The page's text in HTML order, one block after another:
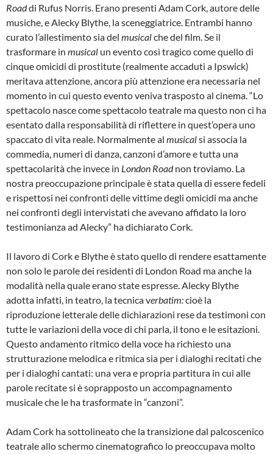
Roaddi Rufus Norris. Erano presenti Adam Cork, autore delle
musiche, e Alecky Blythe, la sceneggiatrice. Entrambi hanno
curato l’allestimento sia del musicalche del film. Se il
trasformare in musical un evento così tragico come quello di
cinque omicidi di prostitute (realmente accaduti a Ipswick)
meritava attenzione, ancora più attenzione era necessaria nel
momento in cui questo evento veniva trasposto al cinema. “Lo
spettacolo nasce come spettacolo teatrale ma questo non ci ha
esentato dalla responsabilità di riflettere in quest’opera uno
spaccato di vita reale. Normalmente al musicalsi associa la
commedia, numeri di danza, canzoni d’amore e tutta una
spettacolarità che invece in London Roadnon troviamo. La
nostra preoccupazione principale è stata quella di essere fedeli
e rispettosi nei confronti delle vittime degli omicidi ma anche
nei confronti degli intervistati che avevano affidato la loro
testimonianza ad Alecky” ha dichiarato Cork.
Il lavoro di Cork e Blythe è stato quello di rendere esattamente
non solo le parole dei residenti di London Road ma anche la
modalità nella quale erano state espresse. Alecky Blythe
adotta infatti, in teatro, la tecnica verbatim:cioè la
riproduzione letterale delle dichiarazioni rese da testimoni con
tutte le variazioni della voce di chi parla, il tono e le esitazioni.
Questo andamento ritmico della voce ha richiesto una
strutturazione melodica e ritmica sia per i dialoghi recitati che
per i dialoghi cantati: una vera e propria partitura in cui alle
parole recitate si è soprapposto un accompagnamento
musicale che le ha trasformate in “canzoni”.
Adam Cork ha sottolineato che la transizione dal palcoscenico
teatrale allo schermo cinematografico lo preoccupava molto